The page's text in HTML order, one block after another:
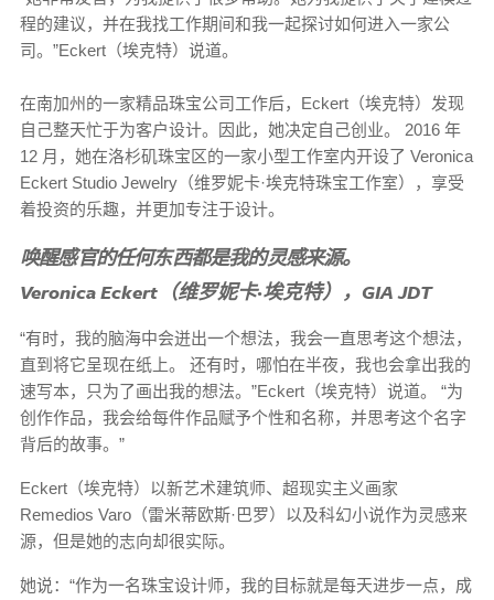
程的建议，并在我找工作期间和我一起探讨如何进入一家公
司。”Eckert（埃克特）说道。
在南加州的一家精品珠宝公司工作后，Eckert（埃克特）发现
自己整天忙于为客户设计。因此，她决定自己创业。 2016 年
12 月，她在洛杉矶珠宝区的一家小型工作室内开设了 Veronica
Eckert Studio Jewelry（维罗妮卡·埃克特珠宝工作室），享受
着投资的乐趣，并更加专注于设计。
唤醒感官的任何东西都是我的灵感来源。
Veronica Eckert（维罗妮卡·埃克特），GIA JDT
“有时，我的脑海中会迸出一个想法，我会一直思考这个想法，
直到将它呈现在纸上。 还有时，哪怕在半夜，我也会拿出我的
速写本，只为了画出我的想法。”Eckert（埃克特）说道。 “为
创作作品，我会给每件作品赋予个性和名称，并思考这个名字
背后的故事。”
Eckert（埃克特）以新艺术建筑师、超现实主义画家
Remedios Varo（雷米蒂欧斯·巴罗）以及科幻小说作为灵感来
源，但是她的志向却很实际。
她说：“作为一名珠宝设计师，我的目标就是每天进步一点，成